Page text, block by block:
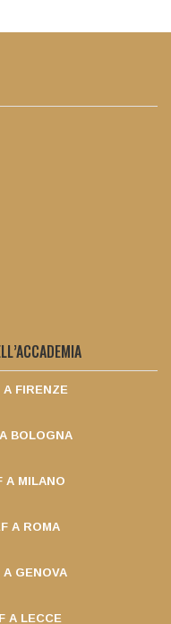
A FIRENZE
BOLOGNA
A MILANO
A ROMA
A GENOVA
A LECCE